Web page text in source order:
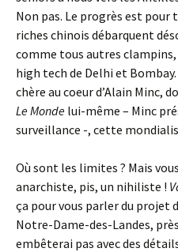
Non pas. Le progrès est pour
riches chinois débarquent
comme tous autres
high tech de Delhi et
chère au coeur d’Alain Minc,
Le Monde lui-même – Minc
surveillance -, cette
Où sont les limites ? Mais
anarchiste, pis, un nihiliste !
ça pour vous parler du projet
Notre-Dame-des-Landes,
embêterai pas avec des